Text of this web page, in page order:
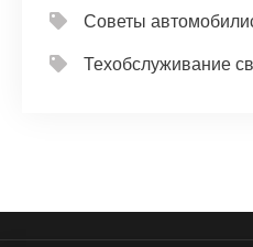
Советы
Техобслуживание